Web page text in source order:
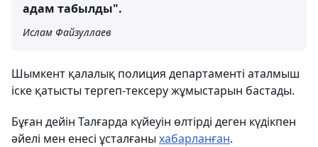
адам табылды".
Ислам Файзуллаев
Шымкент қалалық полиция департаменті аталмыш
іске қатысты тергеп-тексеру жұмыстарын бастады.
Бұған дейін Талғарда күйеуін өлтірді деген күдікпен
әйелі мен енесі ұсталғаны хабарланған.